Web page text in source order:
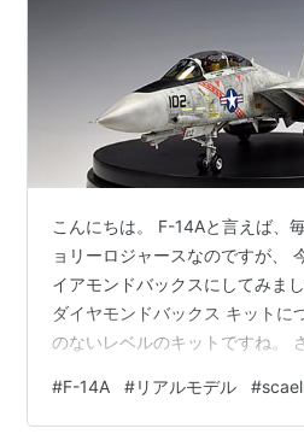
こんにちは。 F-14Aと言えば、
ョリーロジャースなのですが、
イアモンドバックスにしてみま
ダイヤモンドバックス キットに
のないレベルのキットですね。
ありますが 部隊はダイアモンド
ーキングが特徴ですね。 ちなみ
#F-14A #リアルモデル #